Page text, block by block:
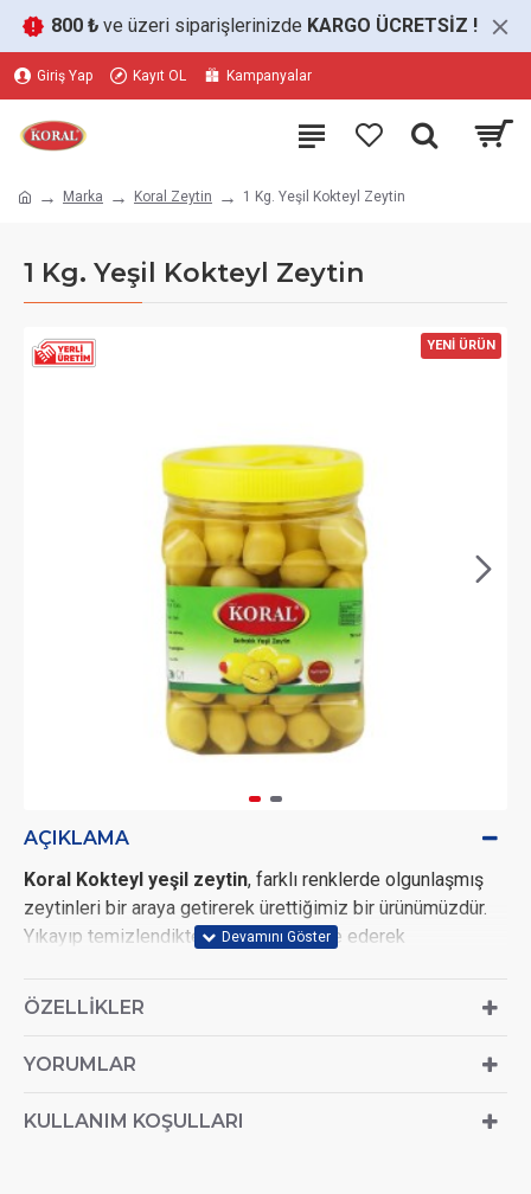
800 ₺ve üzeri siparişlerinizde KARGO ÜCRETSİZ !
Giriş Yap Kayıt OL Kampanyalar
Marka Koral Zeytin 1 Kg. Yeşil Kokteyl Zeytin
1 Kg. Yeşil Kokteyl Zeytin
YENİ ÜRÜN
AÇIKLAMA
Koral Kokteyl yeşil zeytin, farklı renklerde olgunlaşmış
zeytinleri bir araya getirerek ürettiğimiz bir ürünümüzdür.
Yıkayıp temizlendikten sonra fermente ederek
siz değerli tüketicilerin beğenisine sunuyoruz.
aperatiflerde ve mezelerde, içecek yanında kullanarak da
gastronomik deneyimler yaşamasına yardımcı olabilirsiniz.
ÖZELLIKLER
YORUMLAR
KULLANIM KOŞULLARI